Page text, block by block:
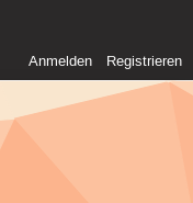
Anmelden Registrieren